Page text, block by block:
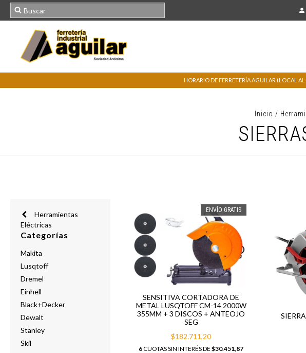
HORARIO DE FERRETERÍA AGUILAR (LOCAL
Inicio /
Herramientas
Eléctricas
Categorías
Makita
Lusqtoff
Dremel
Einhell
Black+Decker
Dewalt
Stanley
Skil
ENVÍO GRATIS
SENSITIVA CORTADORA DE
METAL LUSQTOFF CM-14 2000W
355MM + 3 DISCOS + ANTEOJO
SEG
$182.711,20
6CUOTAS SIN INTERÉS DE$30.451,87